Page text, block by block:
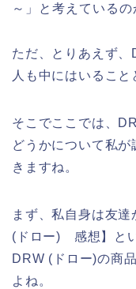
～」と考えているの
ただ、とりあえず
人も中にはいること
そこでここでは、
どうかについて私
きますね。
まず、私自身は友
(ドロー) 感想】と
DRW (ドロー)の商
よね。